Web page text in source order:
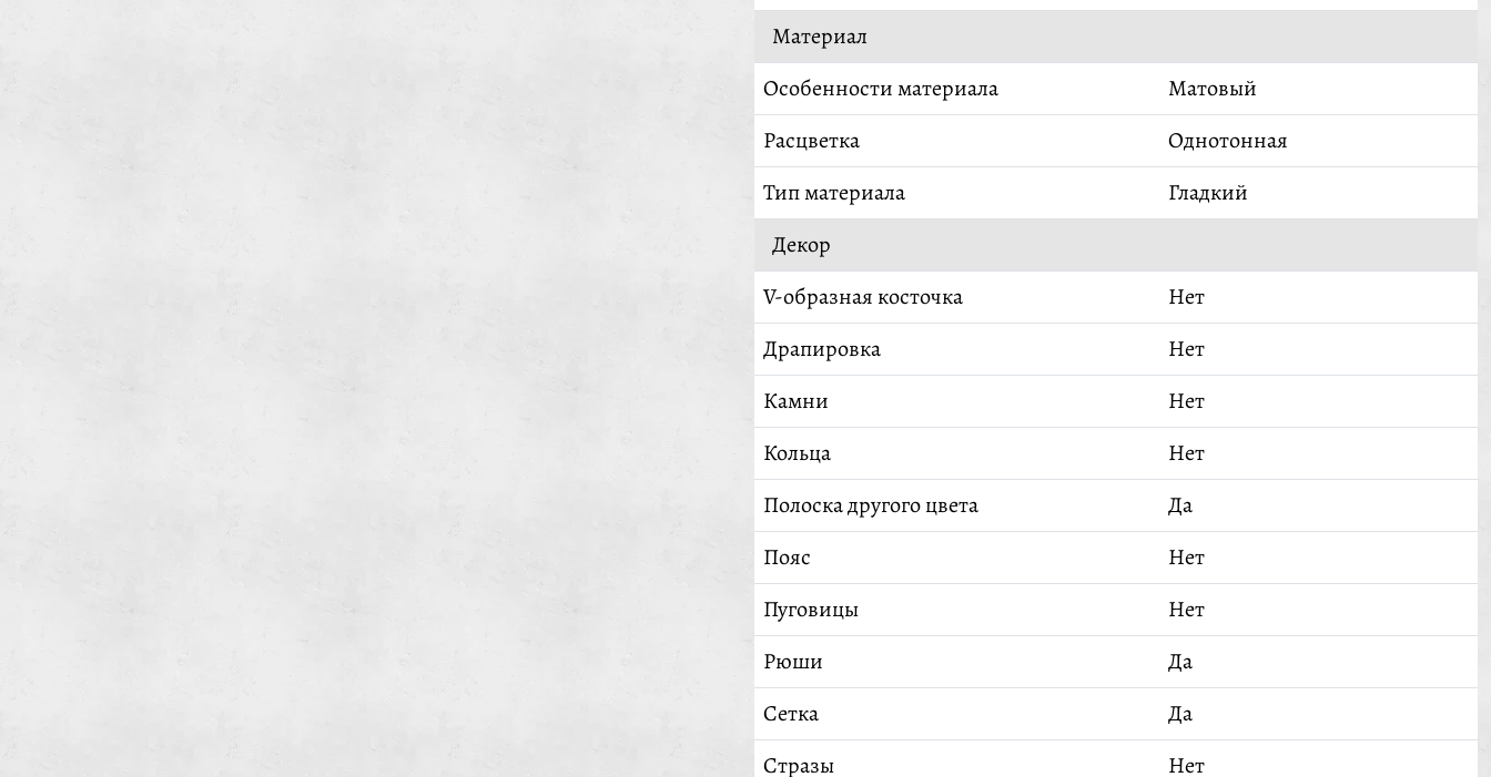
Материал
Особенности материала
Матовый
Расцветка
Однотонная
Тип материала
Гладкий
Декор
V-образная косточка
Нет
Драпировка
Нет
Камни
Нет
Кольца
Нет
Полоска другого цвета
Да
Пояс
Нет
Пуговицы
Нет
Рюши
Да
Сетка
Да
Стразы
Нет